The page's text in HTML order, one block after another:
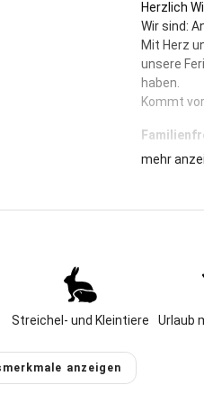
Herzlich
Wir sind:
Mit Herz
unsere
haben.
Kommt
Urlaub auf
Terrasse
Kinder
mehr
Streichel- und Kleintiere Urlaub
anzeigen